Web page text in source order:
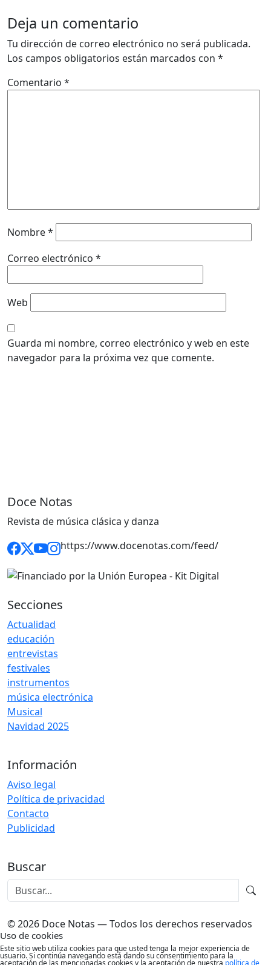
Deja un comentario
Tu dirección de correo electrónico no será publicada.
Los campos obligatorios están marcados con *
Comentario *
Nombre*
Correo electrónico *
Web
Guarda mi nombre, correo electrónico y web en este
navegador para la próxima vez que comente.
Doce Notas
Revista de música clásica y danza
https://www.docenotas.com/feed/
Secciones
Actualidad
educación
entrevistas
festivales
instrumentos
música electrónica
Musical
Navidad 2025
Información
Aviso legal
Política de privacidad
Contacto
Publicidad
Buscar
© 2026 Doce Notas — Todos los derechos reservados
Uso de cookies
Este sitio web utiliza cookies para que usted tenga la mejor experiencia de
usuario. Si continúa navegando está dando su consentimiento para la